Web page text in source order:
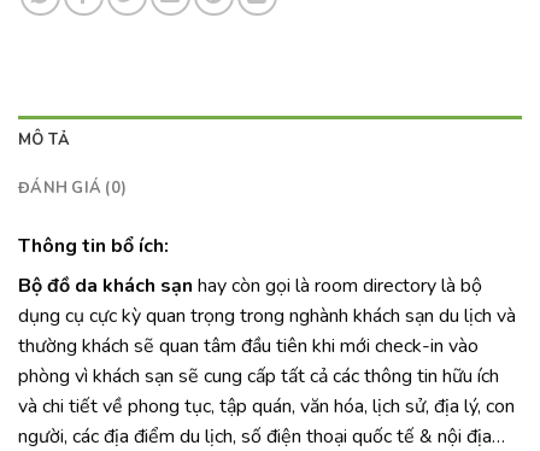
MÔ TẢ
ĐÁNH GIÁ (0)
Thông tin bổ ích:
Bộ đồ da khách sạn hay còn gọi là room directory là bộ
dụng cụ cực kỳ quan trọng trong nghành khách sạn du lịch và
thường khách sẽ quan tâm đầu tiên khi mới check-in vào
phòng vì khách sạn sẽ cung cấp tất cả các thông tin hữu ích
và chi tiết về phong tục, tập quán, văn hóa, lịch sử, địa lý, con
người, các địa điểm du lịch, số điện thoại quốc tế & nội địa…